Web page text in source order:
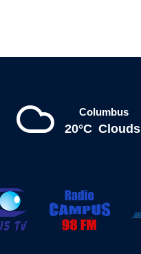
Columbus
20°C Clouds